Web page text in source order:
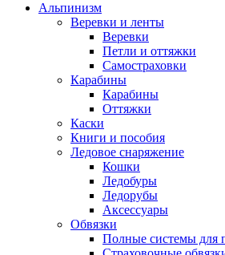
Альпинизм
Веревки и ленты
Веревки
Петли и оттяжки
Самостраховки
Карабины
Карабины
Оттяжки
Каски
Книги и пособия
Ледовое снаряжение
Кошки
Ледобуры
Ледорубы
Аксессуары
Обвязки
Полные системы для